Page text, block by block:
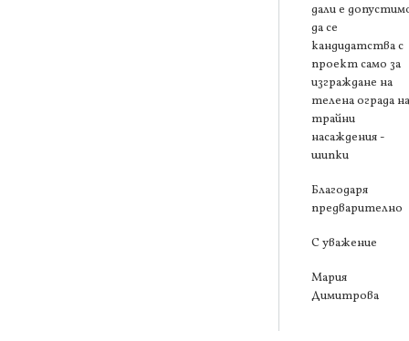
дали е
да се
кандидатства с
проект само за
изграждане на
телена ограда на
трайни
насаждения -
шипки
Благодаря
предварително
С уважение
Мария
Димитрова